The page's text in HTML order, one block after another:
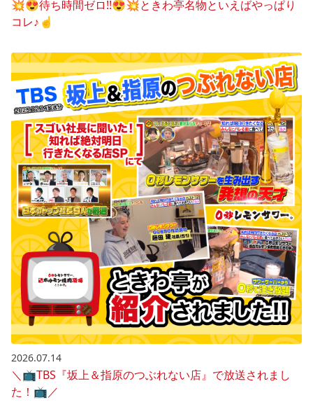
💥😍待ち時間ゼロ!!😍💥ときわ亭名物といえばやっぱり
コレ♪☝️
2026.07.14
＼📺️TBS『坂上＆指原のつぶれない店』で放送されまし
た！📺️／